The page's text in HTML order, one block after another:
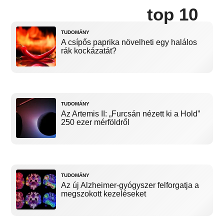
top 10
TUDOMÁNY
A csípős paprika növelheti egy halálos
rák kockázatát?
TUDOMÁNY
Az Artemis II: „Furcsán nézett ki a Hold”
250 ezer mérföldről
TUDOMÁNY
Az új Alzheimer-gyógyszer felforgatja a
megszokott kezeléseket